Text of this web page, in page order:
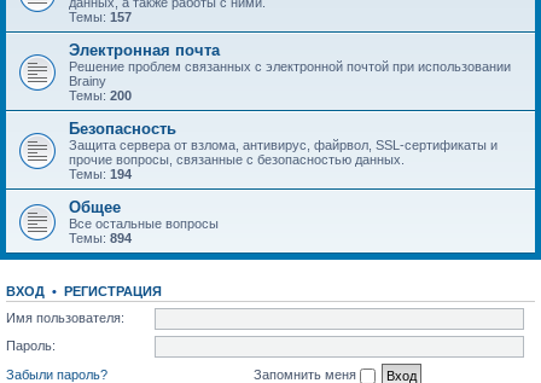
Темы: 157
Электронная почта
Решение проблем связанных с электронной почтой при использовании
Brainy
Темы: 200
Безопасность
Защита сервера от взлома, антивирус, файрвол, SSL-сертификаты и
прочие вопросы, связанные с безопасностью данных.
Темы: 194
Общее
Все остальные вопросы
Темы: 894
ВХОД • РЕГИСТРАЦИЯ
Имя пользователя:
Пароль:
Забыли пароль?
Запомнить меня